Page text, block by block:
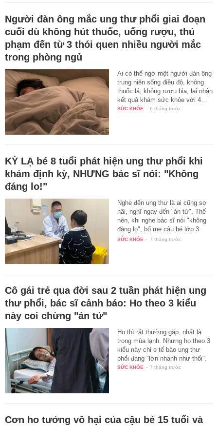
Người đàn ông mắc ung thư phổi giai đoạn
cuối dù không hút thuốc, uống rượu, thủ
phạm đến từ 3 thói quen nhiều người mắc
trong phòng ngủ
Ai có thể ngờ một người đàn ông
trung niên sống điều độ, không
thuốc lá, không rượu bia, lại nhận
kết quả khám sức khỏe với 4…
SỨC KHỎE - 6 tháng trước
KỲ LẠ bé 8 tuổi phát hiện ung thư phổi khi
khám định kỳ, NHƯNG bác sĩ nói: "Không
đáng lo!"
Nghe đến ung thư là ai cũng sợ
hãi, nghĩ ngay đến "án tử". Thế
nên, khi nghe bác sĩ nói "không
đáng lo", bố mẹ cậu bé lớp 3
này…
SỨC KHỎE - 7 tháng trước
Cô gái trẻ qua đời sau 2 tuần phát hiện ung
thư phổi, bác sĩ cảnh báo: Ho theo 3 kiểu
này coi chừng "án tử"
Ho thì rất thường gặp, nhất là
trong mùa lạnh. Nhưng ho theo 3
kiểu này chỉ e tế bào ung thư
phổi đang "lớn nhanh như thổi".
SỨC KHỎE - 7 tháng trước
Cơn ho tưởng vô hại của cậu bé 15 tuổi và